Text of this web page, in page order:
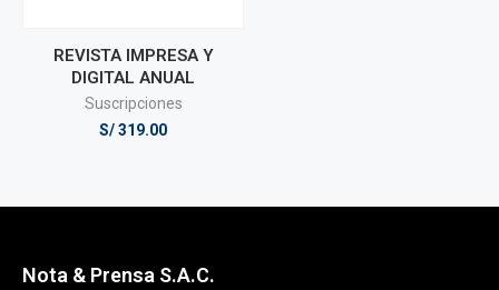
REVISTA IMPRESA Y
DIGITAL ANUAL
Suscripciones
S/319.00
Nota & Prensa S.A.C.